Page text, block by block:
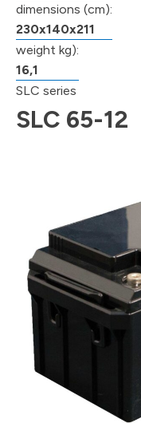
dimensions (cm):
230x140x211
weight kg):
16,1
SLC series
SLC 65-12